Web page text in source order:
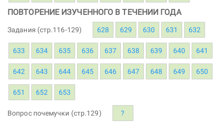
ПОВТОРЕНИЕ ИЗУЧЕННОГО В ТЕЧЕНИИ ГОДА
Задания (стр.116-129) 628 629 630 631 632
633 634 635 636 637 638 639 640 641
642 643 644 645 646 647 648 649 650
651 652 653
Вопрос почемучки (стр.129) ?